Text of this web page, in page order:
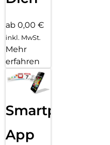
ab 0,00 €
inkl. MwSt.
Mehr
erfahren
Smartphone
App